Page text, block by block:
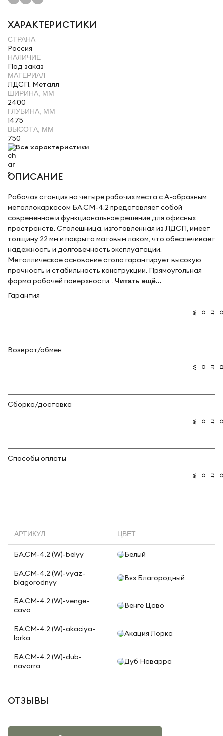
ХАРАКТЕРИСТИКИ
СТРАНА
Россия
НАЛИЧИЕ
Под заказ
МАТЕРИАЛ
ЛДСП, Металл
ШИРИНА, ММ
2400
ГЛУБИНА, ММ
1475
ВЫСОТА, ММ
750
Все характеристики
ОПИСАНИЕ
Рабочая станция на четыре рабочих места с А-образным
металлокаркасом БА.СМ-4.2 представляет собой
современное и функциональное решение для офисных
пространств. Столешница, изготовленная из ЛДСП, имеет
толщину 22 мм и покрыта матовым лаком, что обеспечивает
надежность и долговечность эксплуатации.
Металлическое основание стола гарантирует высокую
прочность и стабильность конструкции. Прямоугольная
форма рабочей поверхности... Читать ещё...
Гарантия
Возврат/обмен
Сборка/доставка
Способы оплаты
АРТИКУЛ ЦВЕТ
БА.СМ-4.2 (W)-belyy Белый
БА.СМ-4.2 (W)-vyaz-
blagorodnyy
Вяз Благородный
БА.СМ-4.2 (W)-venge-
cavo
Венге Цаво
БА.СМ-4.2 (W)-akaciya-
lorka
Акация Лорка
БА.СМ-4.2 (W)-dub-
navarra
Дуб Наварра
ОТЗЫВЫ